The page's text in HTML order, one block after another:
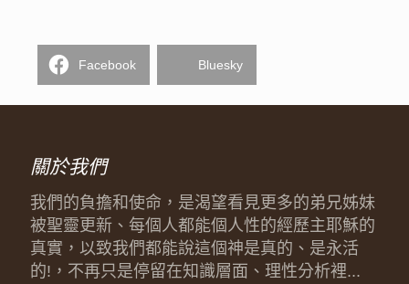
Facebook Bluesky
關於我們
我們的負擔和使命，是渴望看見更多的弟兄姊妹
被聖靈更新、每個人都能個人性的經歷主耶穌的
真實，以致我們都能說這個神是真的、是永活
的!，不再只是停留在知識層面、理性分析裡...